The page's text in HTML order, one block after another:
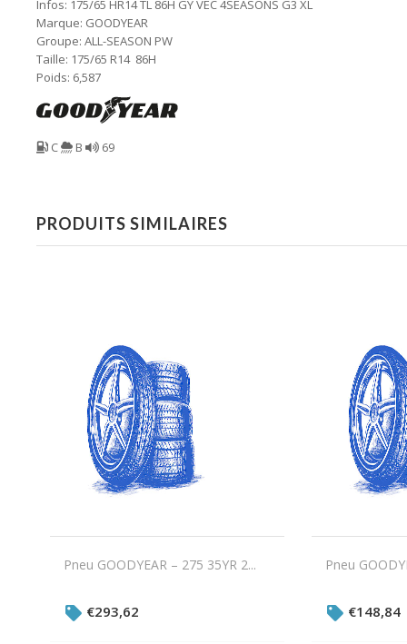
Infos: 175/65 HR14 TL 86H GY VEC 4SEASONS G3 XL
Marque: GOODYEAR
Groupe: ALL-SEASON PW
Taille: 175/65 R14 86H
Poids: 6,587
C B 69
PRODUITS SIMILAIRES
Pneu GOODYEAR – 275 35YR 2...
€293,62
Pneu
€148,84